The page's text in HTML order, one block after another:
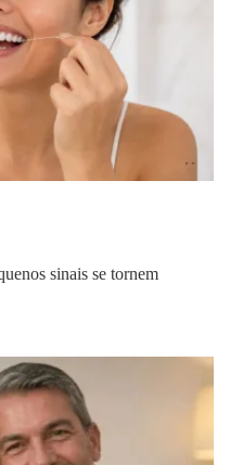
sinais se tornem